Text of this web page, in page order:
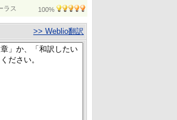
ラス 100%
>> Weblio翻訳